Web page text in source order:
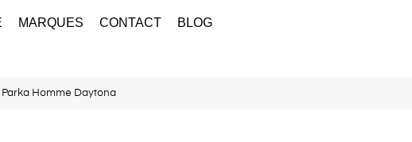
MARQUES CONTACT BLOG
Parka Homme Daytona